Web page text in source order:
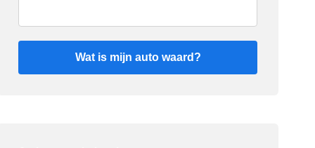
Wat is mijn auto waard?